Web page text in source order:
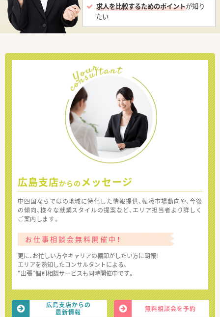
求人を比較するためのポイントが知り
たい
広島支店からの メッセージ
中四国ならではの地域に特化した情報提供、転職市場動向や、今後
の傾向、様々な就業スタイルの提案など、エリア担当者より詳しく
ご案内します。
お仕事相談会無料開催中！
更に、お忙しい方やキャリアの棚卸がしたい方に朗報!
エリアを熟知したコンサルタントによる、
“出張”個別相談サービスも同時開催中です。
広島支店からの
最新情報
無料相談会を予約